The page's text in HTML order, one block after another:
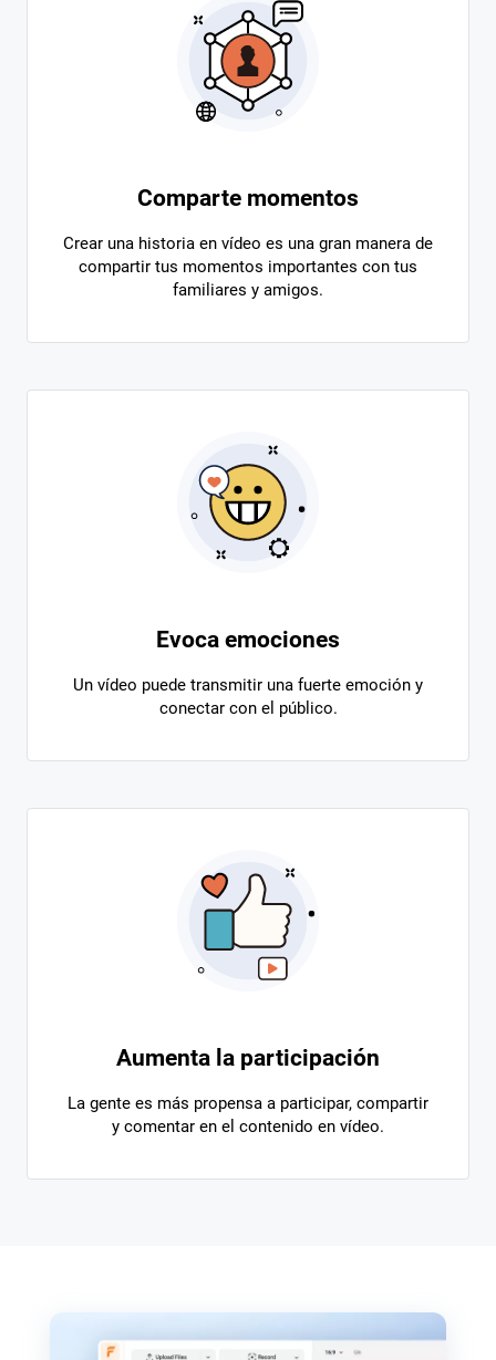
Comparte momentos
Crear una historia en vídeo es una gran manera de
compartir tus momentos importantes con tus
familiares y amigos.
Evoca emociones
Un vídeo puede transmitir una fuerte emoción y
conectar con el público.
Aumenta la participación
La gente es más propensa a participar, compartir
y comentar en el contenido en vídeo.